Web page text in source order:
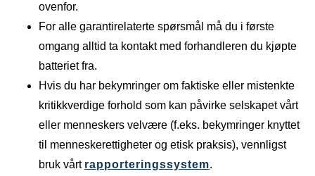
ovenfor.
For alle garantirelaterte spørsmål må du i første
omgang alltid ta kontakt med forhandleren du kjøpte
batteriet fra.
Hvis du har bekymringer om faktiske eller mistenkte
kritikkverdige forhold som kan påvirke selskapet vårt
eller menneskers velvære (f.eks. bekymringer knyttet
til menneskerettigheter og etisk praksis), vennligst
bruk vårt rapporteringssystem.